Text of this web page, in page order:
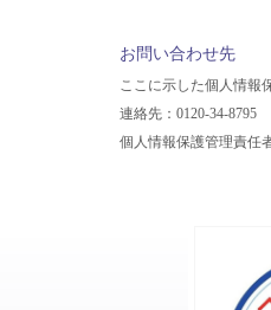
お問い合わせ先
ここに示した個人情報
連絡先：0120-34-8795
個人情報保護管理責任